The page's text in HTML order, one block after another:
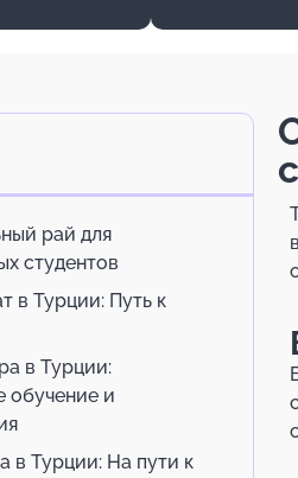
рай для
студентов
в Турции: Путь к
в Турции:
обучение и
в Турции: На пути к